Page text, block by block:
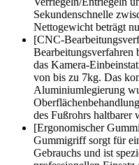
Sekundenschnelle
Nettogewicht beträgt
[CNC-
Bearbeitungsverfahren
das Kamera-
von bis zu 7kg. Das
Aluminiumlegierung
des Fußrohrs haltbarer
[Ergonomischer
Gummigriff sorgt für
Gebrauchs und ist